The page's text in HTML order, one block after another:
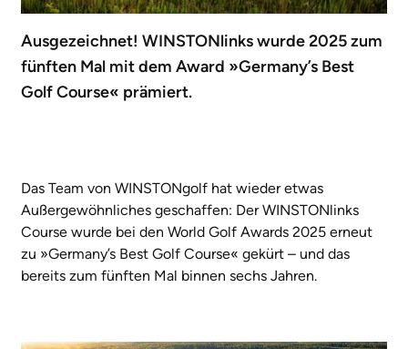
Ausgezeichnet! WINSTONlinks wurde 2025 zum
fünften Mal mit dem Award »Germany’s Best
Golf Course« prämiert.
Das Team von WINSTONgolf hat wieder etwas
Außergewöhnliches geschaffen: Der WINSTONlinks
Course wurde bei den World Golf Awards 2025 erneut
zu »Germany’s Best Golf Course« gekürt – und das
bereits zum fünften Mal binnen sechs Jahren.